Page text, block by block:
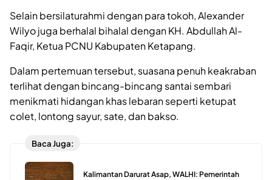
Selain bersilaturahmi dengan para tokoh, Alexander
Wilyo juga berhalal bihalal dengan KH. Abdullah Al-
Faqir, Ketua PCNU Kabupaten Ketapang.
Dalam pertemuan tersebut, suasana penuh keakraban
terlihat dengan bincang-bincang santai sembari
menikmati hidangan khas lebaran seperti ketupat
colet, lontong sayur, sate, dan bakso.
Baca Juga:
Kalimantan Darurat Asap, WALHI: Pemerintah